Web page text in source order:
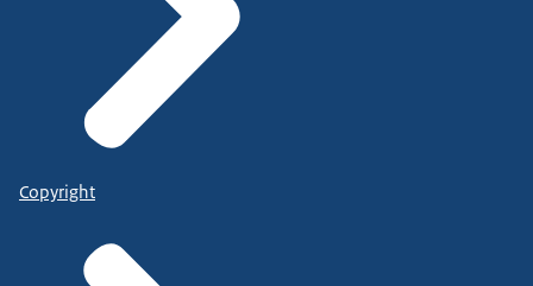
Copyright